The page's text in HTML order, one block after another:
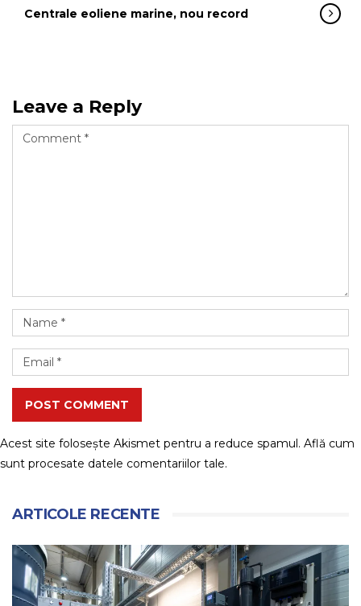
Centrale eoliene marine, nou record
Leave a Reply
POST COMMENT
Acest site folosește Akismet pentru a reduce spamul. Află cum
sunt procesate datele comentariilor tale.
ARTICOLE RECENTE